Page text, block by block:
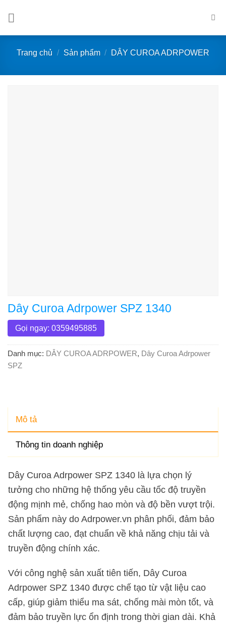
Trang chủ / Sản phẩm / DÂY CUROA ADRPOWER
Dây Curoa Adrpower SPZ 1340
Gọi ngay: 0359495885
Danh mục: DÂY CUROA ADRPOWER, Dây Curoa Adrpower
SPZ
Mô tả
Thông tin doanh nghiệp
Dây Curoa Adrpower SPZ 1340 là lựa chọn lý
tưởng cho những hệ thống yêu cầu tốc độ truyền
động mịnh mẻ, chống hao mòn và độ bền vượt trội.
Sản phẩm này do Adrpower.vn phân phối, đảm bảo
chất lượng cao, đạt chuẩn về khả năng chịu tải và
truyền động chính xác.
Với công nghệ sản xuất tiên tiến, Dây Curoa
Adrpower SPZ 1340 được chế tạo từ vật liệu cao
cấp, giúp giảm thiểu ma sát, chống mài mòn tốt, và
đảm bảo truyền lực ổn định trong thời gian dài. Khả